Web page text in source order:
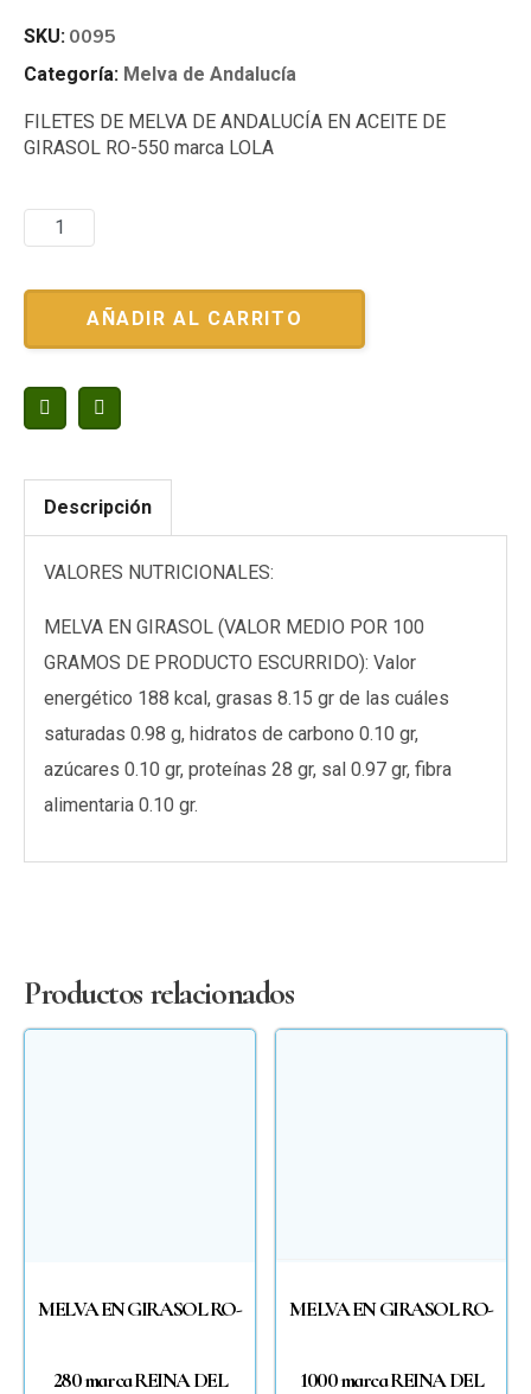
SKU: 0095
Categoría: Melva de Andalucía
FILETES DE MELVA DE ANDALUCÍA EN ACEITE DE
GIRASOL RO-550 marca LOLA
AÑADIR AL CARRITO
Descripción
VALORES NUTRICIONALES:
MELVA EN GIRASOL (VALOR MEDIO POR 100
GRAMOS DE PRODUCTO ESCURRIDO): Valor
energético 188 kcal, grasas 8.15 gr de las cuáles
saturadas 0.98 g, hidratos de carbono 0.10 gr,
azúcares 0.10 gr, proteínas 28 gr, sal 0.97 gr, fibra
alimentaria 0.10 gr.
Productos relacionados
MELVA EN GIRASOL RO-
280 marca REINA DEL
MELVA EN GIRASOL RO-
1000 marca REINA DEL